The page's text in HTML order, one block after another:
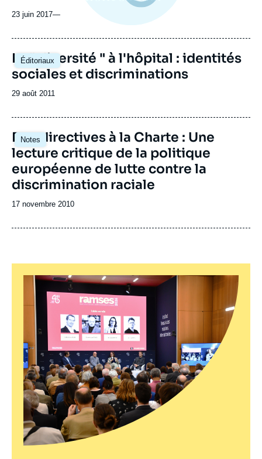
23 juin 2017—
Éditoriaux
La " diversité " à l'hôpital : identités
sociales et discriminations
Date
publication
29 août 2011
Notes
Des directives à la Charte : Une
lecture critique de la politique
européenne de lutte contre la
discrimination raciale
Date
publication
17 novembre 2010